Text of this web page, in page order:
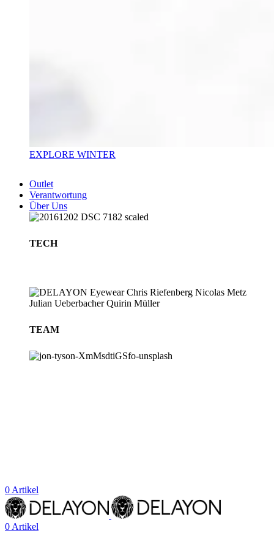
EXPLORE WINTER
Outlet
Verantwortung
Über Uns
TECH
TEAM
0 Artikel
0 Artikel